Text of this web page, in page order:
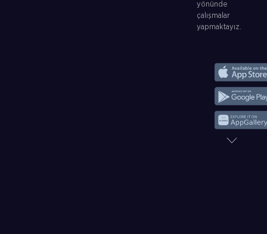
yönünde
çalışmalar
yapmaktayız.